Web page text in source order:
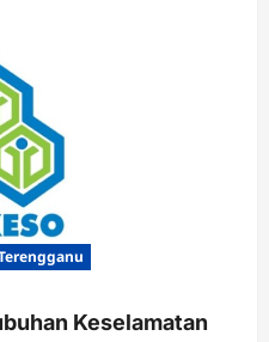
Keselamatan